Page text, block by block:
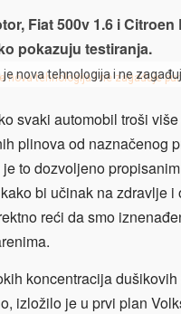
Fiat 500v 1.6 i
pokazuju testiranja.
je nova tehnologija i ne
svaki automobil troši
plinova od naznačenog
to dozvoljeno
bi učinak na zdravlje
reći da smo
koncentracija
izložilo je u prvi plan